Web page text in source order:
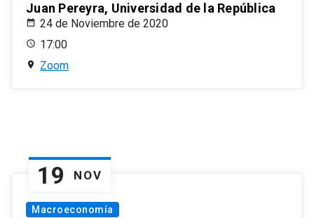
Juan Pereyra, Universidad de la República
24 de Noviembre de 2020
17:00
Zoom
19 NOV
Macroeconomía